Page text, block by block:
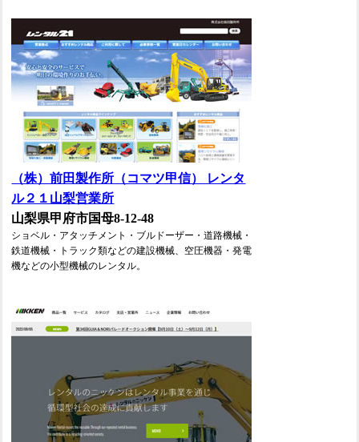
（株）前田製作所（コマツ甲信） レンタ
ル２１山梨営業所
山梨県甲府市国母8-12-48
ショベル・アタッチメント・ブルドーザー・道路機械・
鉄道機械・トラック類などの建設機械、空圧機器・発電
機などの小型機械のレンタル。